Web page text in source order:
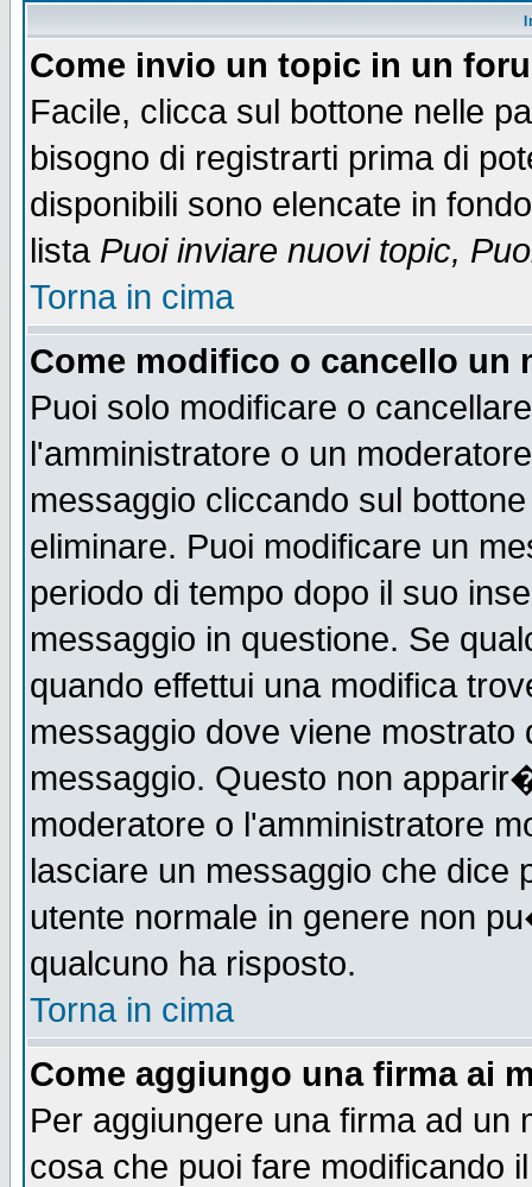
Come invio un topic in un
Facile, clicca sul bottone nelle
bisogno di registrarti prima di
disponibili sono elencate in
lista Puoi inviare nuovi topic,
Torna in cima
Come modifico o cancello un
Puoi solo modificare o
l'amministratore o un
messaggio cliccando sul
eliminare. Puoi modificare un
periodo di tempo dopo il suo
messaggio in questione. Se
quando effettui una modifica
messaggio dove viene mostrato
messaggio. Questo non
moderatore o l'amministratore
lasciare un messaggio che
utente normale in genere non
qualcuno ha risposto.
Torna in cima
Come aggiungo una firma ai
Per aggiungere una firma ad un
cosa che puoi fare modificando